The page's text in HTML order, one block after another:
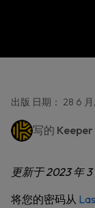
出版 日期： 28 6
写的
更新于 2023 年 3
将您的密码从